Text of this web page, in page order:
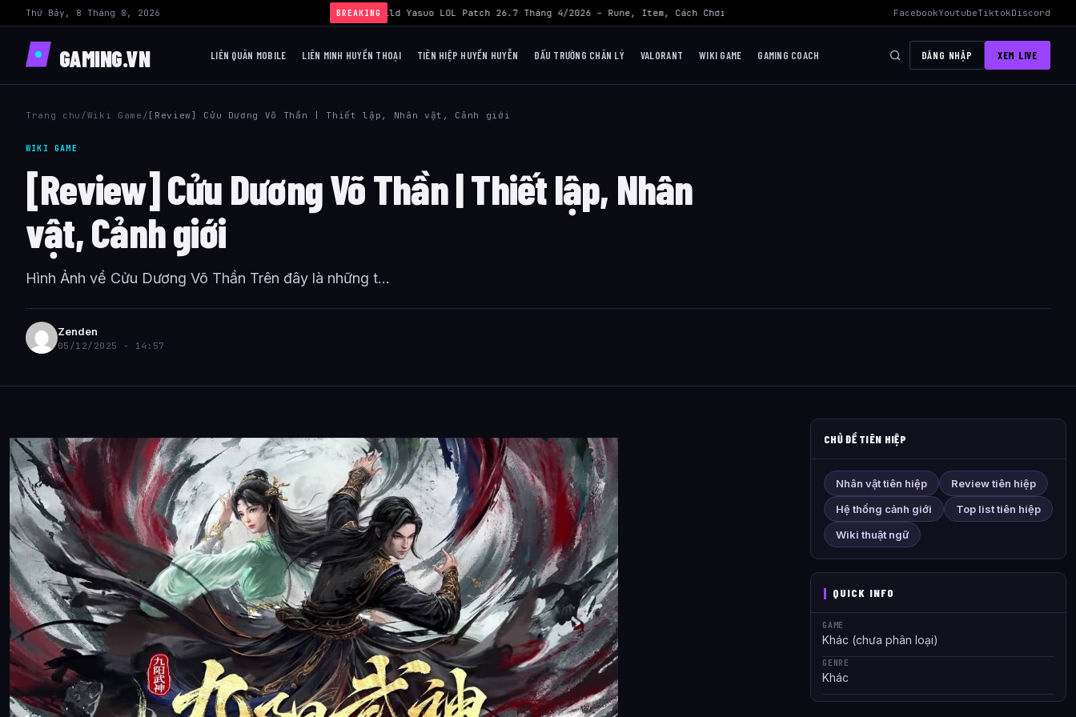
Thứ Bảy, 8 Tháng 8, 2026 BREAKING
› Build Yasuo LOL Patch 26.7 Tháng 4/2026 – Rune, Item, Cách Chơi Mid Hiệu Quả Nhất AWC 2026 Liên Quân Mobile – Lịch Thi Đấu,
FacebookYoutubeTiktokDiscord
GAMING.VN LIÊN QUÂN MOBILE LIÊN MINH HUYỀN THOẠI TIÊN HIỆP HUYỀN HUYỄN ĐẤU TRƯỜNG CHÂN LÝ VALORANT WIKI GAME GAMING COACH ĐĂNG NHẬP XEM LIVE
Trang chu /Wiki Game / [Review] Cửu Dương Võ Thần | Thiết lập, Nhân vật, Cảnh giới
WIKI GAME
[Review] Cửu Dương Võ Thần | Thiết lập, Nhân
vật, Cảnh giới
Hình Ảnh về Cửu Dương Võ Thần Trên đây là những t...
Zenden
05/12/2025 - 14:57
CHỦ ĐỀ TIÊN HIỆP
Nhân vật tiên hiệp
Review tiên hiệp
Hệ thống cảnh giới
Top list tiên hiệp
Wiki thuật ngữ
QUICK INFO
GAME
Khác (chưa phân loại)
GENRE
Khác